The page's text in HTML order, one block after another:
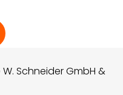
Schneider GmbH &